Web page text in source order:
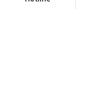
Chính sách vận chuyển